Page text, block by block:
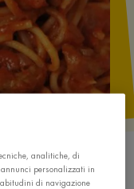
analitiche, di
personalizzati in
di navigazione